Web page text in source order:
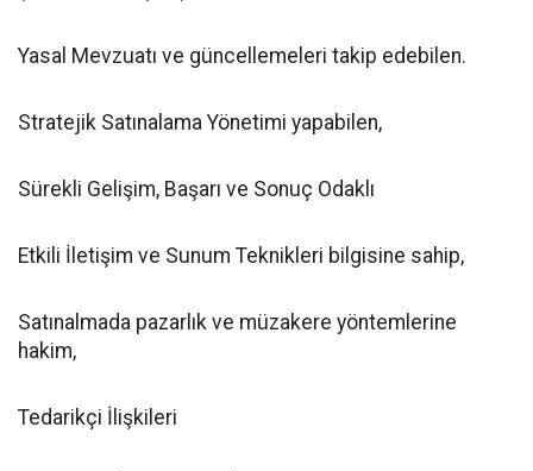
Yasal Mevzuatı ve güncellemeleri takip edebilen.
Stratejik Satınalama Yönetimi yapabilen,
Sürekli Gelişim, Başarı ve Sonuç Odaklı
Etkili İletişim ve Sunum Teknikleri bilgisine sahip,
Satınalmada pazarlık ve müzakere yöntemlerine
hakim,
Tedarikçi İlişkileri